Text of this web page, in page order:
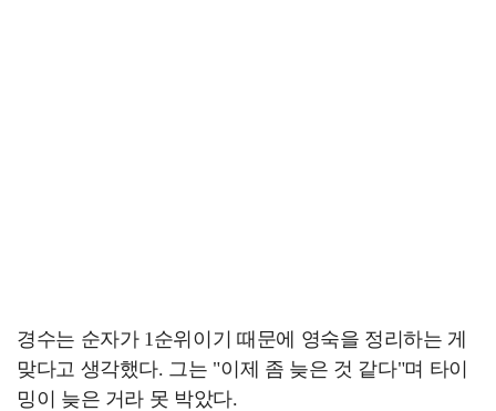
경수는 순자가 1순위이기 때문에 영숙을 정리하는 게
맞다고 생각했다. 그는 "이제 좀 늦은 것 같다"며 타이
밍이 늦은 거라 못 박았다.